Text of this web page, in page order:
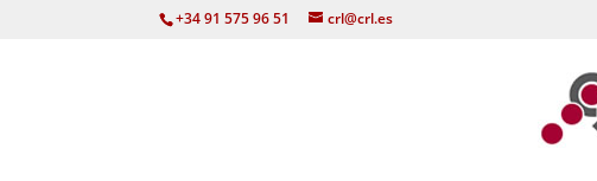
+34 91 575 96 51 crl@crl.es